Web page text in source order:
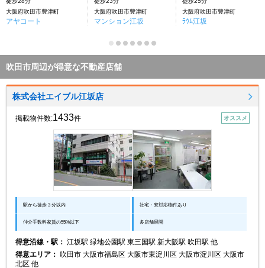
大阪府吹田市豊津町
アヤコート
大阪府吹田市豊津町
マンション江坂
大阪府吹田市豊津町
ﾗｳﾑ江坂
吹田市周辺が得意な不動産店舗
株式会社エイブル江坂店
掲載物件数:1433件 オススメ
駅から徒歩３分以内 社宅・寮対応物件あり
仲介手数料家賃の55%以下 多店舗展開
得意沿線・駅： 江坂駅 緑地公園駅 東三国駅 新大阪駅 吹田駅 他
得意エリア：
吹田市 大阪市福島区 大阪市東淀川区 大阪市淀川区 大阪市
北区 他